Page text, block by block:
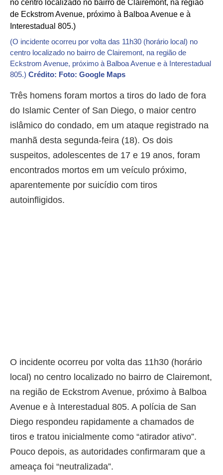
(O incidente ocorreu por volta das 11h30 (horário local) no
centro localizado no bairro de Clairemont, na região de
Eckstrom Avenue, próximo à Balboa Avenue e à Interestadual
805.) Crédito: Foto: Google Maps
Três homens foram mortos a tiros do lado de fora
do Islamic Center of San Diego, o maior centro
islâmico do condado, em um ataque registrado na
manhã desta segunda-feira (18). Os dois
suspeitos, adolescentes de 17 e 19 anos, foram
encontrados mortos em um veículo próximo,
aparentemente por suicídio com tiros
autoinfligidos.
O incidente ocorreu por volta das 11h30 (horário
local) no centro localizado no bairro de Clairemont,
na região de Eckstrom Avenue, próximo à Balboa
Avenue e à Interestadual 805. A polícia de San
Diego respondeu rapidamente a chamados de
tiros e tratou inicialmente como “atirador ativo”.
Pouco depois, as autoridades confirmaram que a
ameaça foi “neutralizada”.